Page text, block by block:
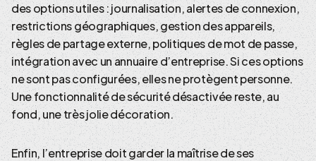
des options utiles : journalisation, alertes de connexion,
restrictions géographiques, gestion des appareils,
règles de partage externe, politiques de mot de passe,
intégration avec un annuaire d’entreprise. Si ces options
ne sont pas configurées, elles ne protègent personne.
Une fonctionnalité de sécurité désactivée reste, au
fond, une très jolie décoration.
Enfin, l’entreprise doit garder la maîtrise de ses